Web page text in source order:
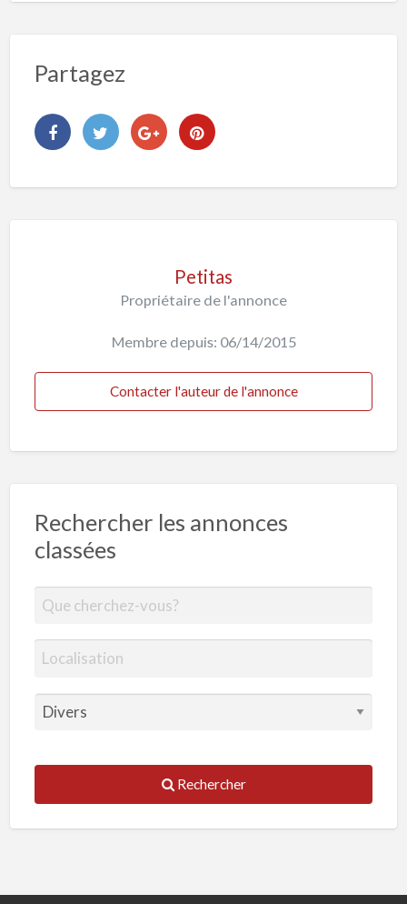
Partagez
Petitas
Propriétaire de l'annonce
Membre depuis: 06/14/2015
Contacter l'auteur de l'annonce
Rechercher les annonces
classées
Rechercher